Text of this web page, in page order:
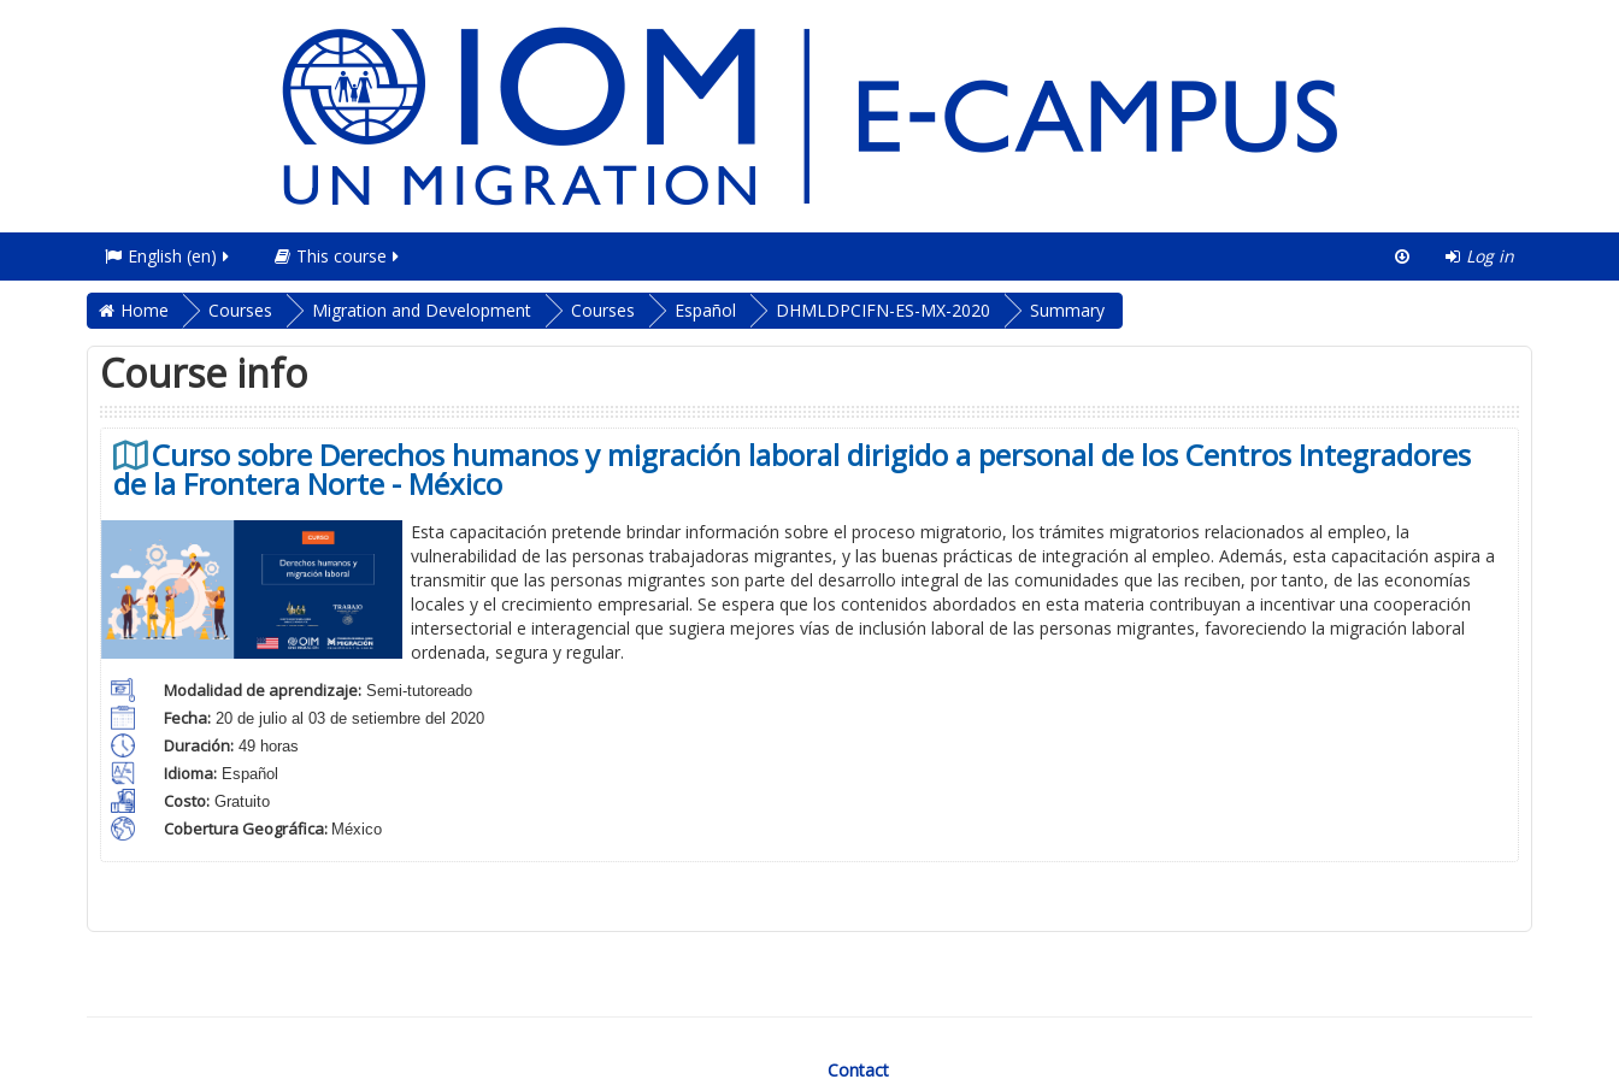
Log in
English ‎(en)‎ This course
Home Courses Migration and Development Courses Español DHMLDPCIFN-ES-MX-2020 Summary
Course info
Curso sobre Derechos humanos y migración laboral dirigido a personal de los Centros Integradores
de la Frontera Norte - México
Esta capacitación pretende brindar información sobre el proceso migratorio, los trámites migratorios relacionados al empleo, la
vulnerabilidad de las personas trabajadoras migrantes, y las buenas prácticas de integración al empleo. Además, esta capacitación aspira a
transmitir que las personas migrantes son parte del desarrollo integral de las comunidades que las reciben, por tanto, de las economías
locales y el crecimiento empresarial. Se espera que los contenidos abordados en esta materia contribuyan a incentivar una cooperación
intersectorial e interagencial que sugiera mejores vías de inclusión laboral de las personas migrantes, favoreciendo la migración laboral
ordenada, segura y regular.
Modalidad de aprendizaje: Semi-tutoreado
Fecha: 20 de julio al 03 de setiembre del 2020
Duración: 49 horas
Idioma: Español
Costo: Gratuito
Cobertura Geográfica: México
Contact